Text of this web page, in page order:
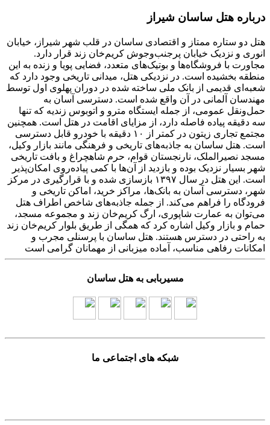
درباره هتل ساسان شیراز
هتل دو ستاره ممتاز و اقتصادی ساسان در قلب شهر شیراز، خیابان
انوری و نزدیک خیابان پرجنب‌وجوش کریم‌خان زند قرار دارد.
مجاورت با فروشگاه‌ها و بوتیک‌های متعدد، فضایی پویا و زنده به این
منطقه بخشیده است. در نزدیکی هتل، میدانی تاریخی وجود دارد که
شعبه‌ای قدیمی از بانک ملی ساخته شده در دوران پهلوی اول توسط
مهندسان آلمانی در آن واقع شده است. دسترسی آسان به
حمل‌ونقل عمومی، از جمله ایستگاه مترو و اتوبوس زندیه که تنها
سه دقیقه پیاده فاصله دارد، از مزایای اقامت در هتل است. همچنین
مجتمع تجاری زیتون در کمتر از ۱۰ دقیقه با خودرو قابل دسترسی
است. هتل ساسان به جاذبه‌های تاریخی و فرهنگی مانند بازار وکیل،
مسجد نصیرالملک، نارنجستان قوام، حرم شاهچراغ و بافت تاریخی
شهر بسیار نزدیک بوده و بازدید از آن‌ها با کمی پیاده‌روی امکان‌پذیر
است. این هتل در سال ۱۳۹۷ بازسازی شده و با قرارگیری در مرکز
شهر، دسترسی آسان به بانک‌ها، مراکز خرید، اماکن تاریخی و
فرودگاه را فراهم می‌کند. از جمله جاذبه‌های شاخص اطراف هتل
می‌توان به عمارت شاپوری، ارگ کریم‌خان زند و مجموعه مسجد،
حمام و بازار وکیل اشاره کرد که همگی از طریق بلوار کریم‌خان زند
به راحتی در دسترس هستند. هتل ساسان با پرسنلی مجرب و
امکانات رفاهی مناسب، آماده میزبانی از مهمانان گرامی است
مسیربابی به هتل ساسان
شبکه های اجتماعی ما